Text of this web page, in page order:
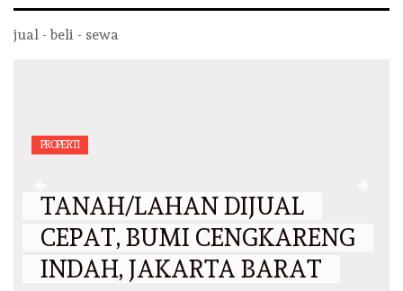
jual - beli - sewa
PROPERTI
TANAH/LAHAN DIJUAL
CEPAT, BUMI CENGKARENG
INDAH, JAKARTA BARAT